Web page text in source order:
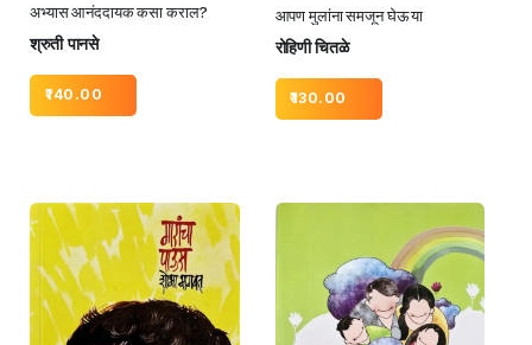
अभ्यास आनंददायक कसा कराल?
श्रुती पानसे
140.00
आपण मुलांना समजून घेऊ या
रोहिणी चितळे
130.00